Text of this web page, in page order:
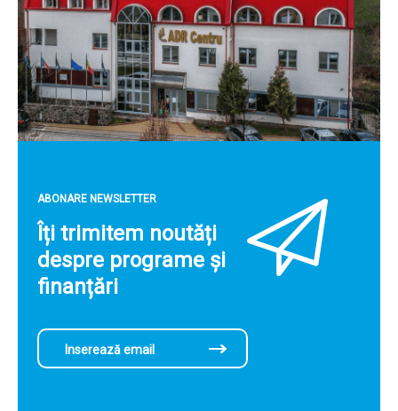
ABONARE NEWSLETTER
Îți trimitem noutăți
despre programe și
finanțări